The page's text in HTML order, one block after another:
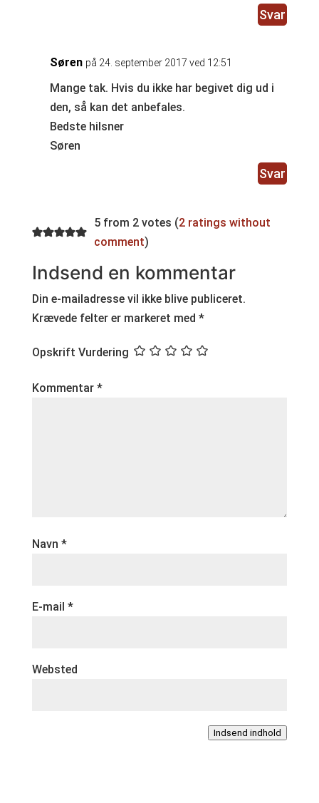
Svar
Søren på 24. september 2017 ved 12:51
Mange tak. Hvis du ikke har begivet dig ud i
den, så kan det anbefales.
Bedste hilsner
Søren
Svar
5 from 2 votes (2 ratings without
comment)
Indsend en kommentar
Din e-mailadresse vil ikke blive publiceret.
Krævede felter er markeret med *
Opskrift Vurdering
Kommentar *
Navn *
E-mail *
Websted
Indsend indhold